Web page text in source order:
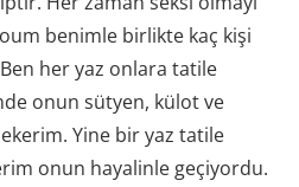
benimle birlikte kaç kişi
her yaz onlara tatile
onun sütyen, külot ve
Yine bir yaz tatile
onun hayalinle geçiyordu.